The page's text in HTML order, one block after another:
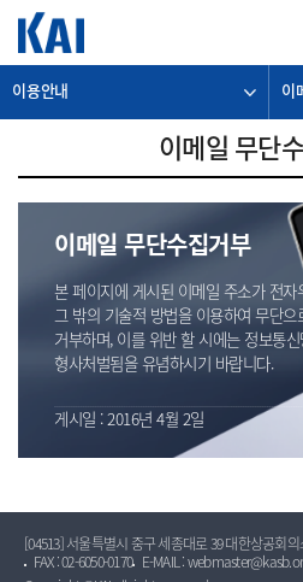
이용안내 이
이메일 무단
이메일 무단수집거부
본 페이지에 게시된 이메일 주소가 전자
그 밖의 기술적 방법을 이용하여 무단으
거부하며, 이를 위반 할 시에는 정보통신
형사처벌됨을 유념하시기 바랍니다.
게시일 : 2016년 4월 2일
[04513] 서울특별시 중구 세종대로 39 대한상공회의
FAX : 02-6050-0170
E-MAIL :